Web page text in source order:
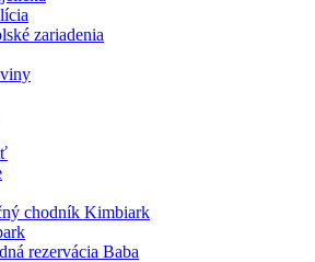
zariadenia
chodník Kimbiark
rezervácia Baba